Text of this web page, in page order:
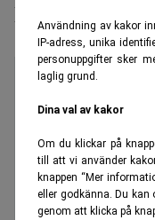
Användning av kakor
IP-adress, unika
personuppgifter sker
laglig grund.
Dina val av kakor
Om du klickar på
till att vi använder
knappen “Mer
eller godkänna. Du
genom att klicka på
Properties